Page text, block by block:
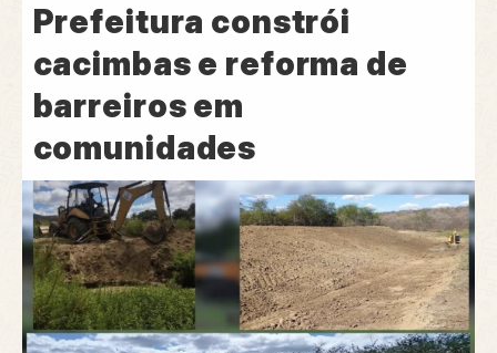
Prefeitura constrói
cacimbas e reforma de
barreiros em
comunidades